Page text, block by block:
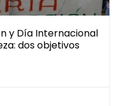
y Día Internacional
dos objetivos